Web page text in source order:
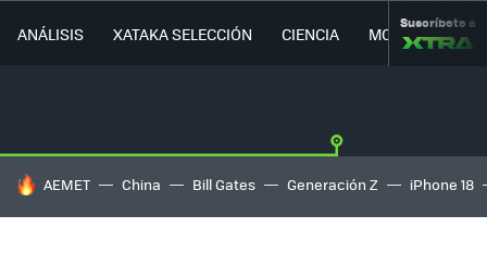
ANÁLISIS XATAKA SELECCIÓN CIENCIA MOVILIDAD
Suscríbete a
HOY SE HABLA DE
AEMET China Bill Gates Generación Z iPhone 18